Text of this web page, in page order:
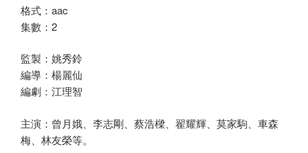
格式：aac
集數：2
監製：姚秀鈴
編導：楊麗仙
編劇：江理智
主演：曾月娥、李志剛、蔡浩樑、翟耀輝、莫家駒、車森
梅、林友榮等。